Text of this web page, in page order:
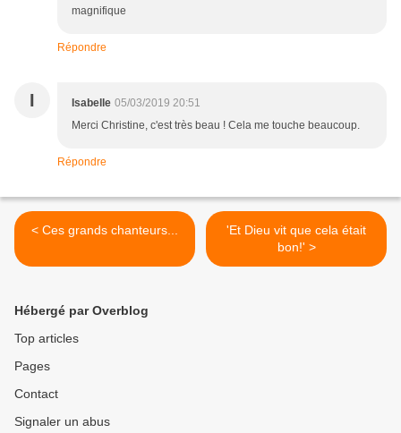
magnifique
Répondre
I Isabelle 05/03/2019 20:51
Merci Christine, c'est très beau ! Cela me touche beaucoup.
Répondre
< Ces grands chanteurs...
'Et Dieu vit que cela était
bon!' >
Hébergé par Overblog
Top articles
Pages
Contact
Signaler un abus